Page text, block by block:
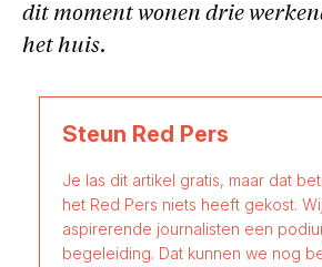
dit moment wonen drie
het huis.
Steun Red Pers
Je las dit artikel gratis, maar dat
het Red Pers niets heeft gekost.
aspirerende journalisten een
begeleiding. Dat kunnen we nog